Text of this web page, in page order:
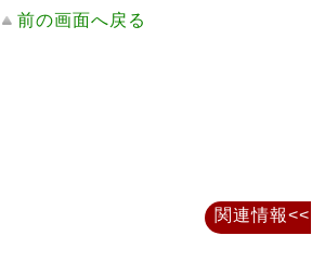
前の画面へ戻る
関連情報<<